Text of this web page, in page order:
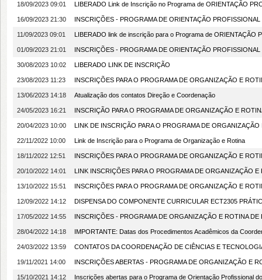
18/09/2023 09:01 LIBERADO Link de Inscrição no Programa de ORIENTAÇÃO
16/09/2023 21:30 INSCRIÇÕES - PROGRAMA DE ORIENTAÇÃO PROFISSIONAL
11/09/2023 09:01 LIBERADO link de inscrição para o Programa de ORIENTAÇÃO
01/09/2023 21:01 INSCRIÇÕES - PROGRAMA DE ORIENTAÇÃO PROFISSIONAL
30/08/2023 10:02 LIBERADO LINK DE INSCRIÇÃO
23/08/2023 11:23 INSCRIÇÕES PARA O PROGRAMA DE ORGANIZAÇÃO E
13/06/2023 14:18 Atualização dos contatos Direção e Coordenação
24/05/2023 16:21 INSCRIÇÃO PARA O PROGRAMA DE ORGANIZAÇÃO E
20/04/2023 10:00 LINK DE INSCRIÇÃO PARA O PROGRAMA DE ORGANIZAÇÃO
22/11/2022 10:00 Link de Inscrição para o Programa de Organização e Rotina
18/11/2022 12:51 INSCRIÇÕES PARA O PROGRAMA DE ORGANIZAÇÃO E
20/10/2022 14:01 LINK INSCRIÇÕES PARA O PROGRAMA DE ORGANIZAÇÃO
13/10/2022 15:51 INSCRIÇÕES PARA O PROGRAMA DE ORGANIZAÇÃO E
12/09/2022 14:12 DISPENSA DO COMPONENTE CURRICULAR ECT2305
17/05/2022 14:55 INSCRIÇÕES - PROGRAMA DE ORGANIZAÇÃO E ROTINA DE
28/04/2022 14:18 IMPORTANTE: Datas dos Procedimentos Acadêmicos da
24/03/2022 13:59 CONTATOS DA COORDENAÇÃO DE CIÊNCIAS E
19/11/2021 14:00 INSCRIÇÕES ABERTAS - PROGRAMA DE ORGANIZAÇÃO E
15/10/2021 14:12 Inscrições abertas para o Programa de Orientação Profissional